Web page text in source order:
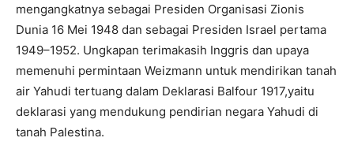
mengangkatnya sebagai Presiden Organisasi Zionis
Dunia 16 Mei 1948 dan sebagai Presiden Israel pertama
1949–1952. Ungkapan terimakasih Inggris dan upaya
memenuhi permintaan Weizmann untuk mendirikan tanah
air Yahudi tertuang dalam Deklarasi Balfour 1917,yaitu
deklarasi yang mendukung pendirian negara Yahudi di
tanah Palestina.